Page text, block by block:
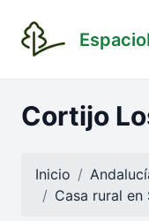
Cortijo
Inicio
Casa rural en